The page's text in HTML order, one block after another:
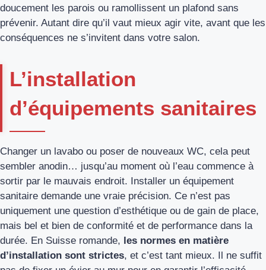
doucement les parois ou ramollissent un plafond sans
prévenir. Autant dire qu’il vaut mieux agir vite, avant que les
conséquences ne s’invitent dans votre salon.
L’installation
d’équipements sanitaires
Changer un lavabo ou poser de nouveaux WC, cela peut
sembler anodin… jusqu’au moment où l’eau commence à
sortir par le mauvais endroit. Installer un équipement
sanitaire demande une vraie précision. Ce n’est pas
uniquement une question d’esthétique ou de gain de place,
mais bel et bien de conformité et de performance dans la
durée. En Suisse romande, les normes en matière
d’installation sont strictes, et c’est tant mieux. Il ne suffit